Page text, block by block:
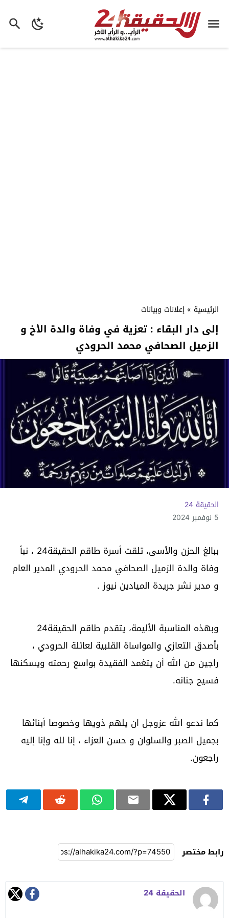
الرئيسية » إعلانات وبيانات
إلى دار البقاء : تعزية في وفاة والدة الأخ و
الزميل الصحافي محمد الحرودي
الحقيقة 24
5 نوفمبر 2024
ببالغ الحزن والأسى، تلقت أسرة طاقم الحقيقة24 ، نبأ
وفاة والدة الزميل الصحافي محمد الحرودي المدير العام
و مدير نشر جريدة الميادين نيوز .
وبهذه المناسبة الأليمة، يتقدم طاقم الحقيقة24
بأصدق التعازي والمواساة القلبية لعائلة الحرودي ،
راجين من الله أن يتغمد الفقيدة بواسع رحمته ويسكنها
فسيح جنانه.
كما ندعو الله عزوجل ان يلهم ذويها وخصوصا أبنائها
بجميل الصبر والسلوان و حسن العزاء ، إنا لله وإنا إليه
راجعون.
رابط مختصر
الحقيقة 24